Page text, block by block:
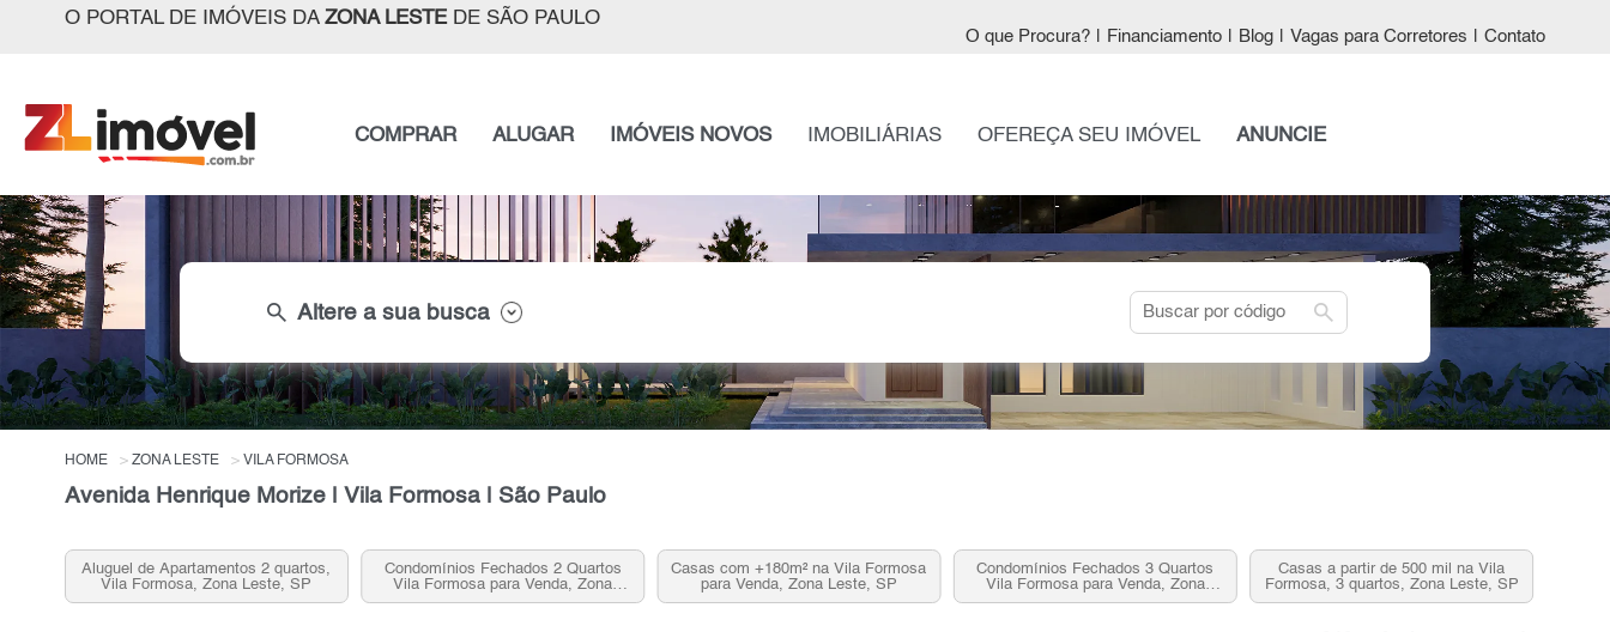
O PORTAL DE IMÓVEIS DA ZONA LESTEDE SÃO PAULO
O que Procura? Financiamento Blog Vagas para Corretores Contato
COMPRAR ALUGAR IMÓVEIS NOVOS IMOBILIÁRIAS OFEREÇA SEU IMÓVEL ANUNCIE
search Altere a sua busca search
HOME ZONA LESTE VILA FORMOSA
Avenida Henrique Morize | Vila Formosa | São Paulo
Aluguel de Apartamentos 2 quartos,
Vila Formosa, Zona Leste, SP
Condomínios Fechados 2 Quartos
Vila Formosa para Venda, Zona
Leste, SP
Casas com +180m² na Vila Formosa
para Venda, Zona Leste, SP
Condomínios Fechados 3 Quartos
Vila Formosa para Venda, Zona
Leste, SP
Casas a partir de 500 mil na Vila
Formosa, 3 quartos, Zona Leste, SP